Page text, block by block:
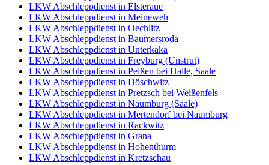
LKW Abschleppdienst in Elsteraue
LKW Abschleppdienst in Meineweh
LKW Abschleppdienst in Oechlitz
LKW Abschleppdienst in Baumersroda
LKW Abschleppdienst in Unterkaka
LKW Abschleppdienst in Freyburg (Unstrut)
LKW Abschleppdienst in Peißen bei Halle, Saale
LKW Abschleppdienst in Döschwitz
LKW Abschleppdienst in Pretzsch bei Weißenfels
LKW Abschleppdienst in Naumburg (Saale)
LKW Abschleppdienst in Mertendorf bei Naumburg
LKW Abschleppdienst in Rackwitz
LKW Abschleppdienst in Grana
LKW Abschleppdienst in Hohenthurm
LKW Abschleppdienst in Kretzschau